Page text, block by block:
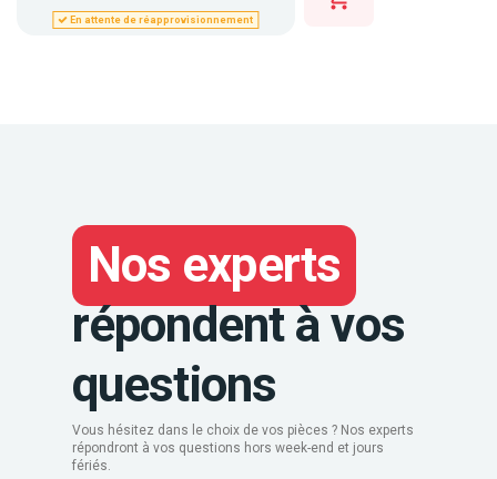
En attente de réapprovisionnement
Nos experts
répondent à vos
questions
Vous hésitez dans le choix de vos pièces ? Nos experts
répondront à vos questions hors week-end et jours
fériés.